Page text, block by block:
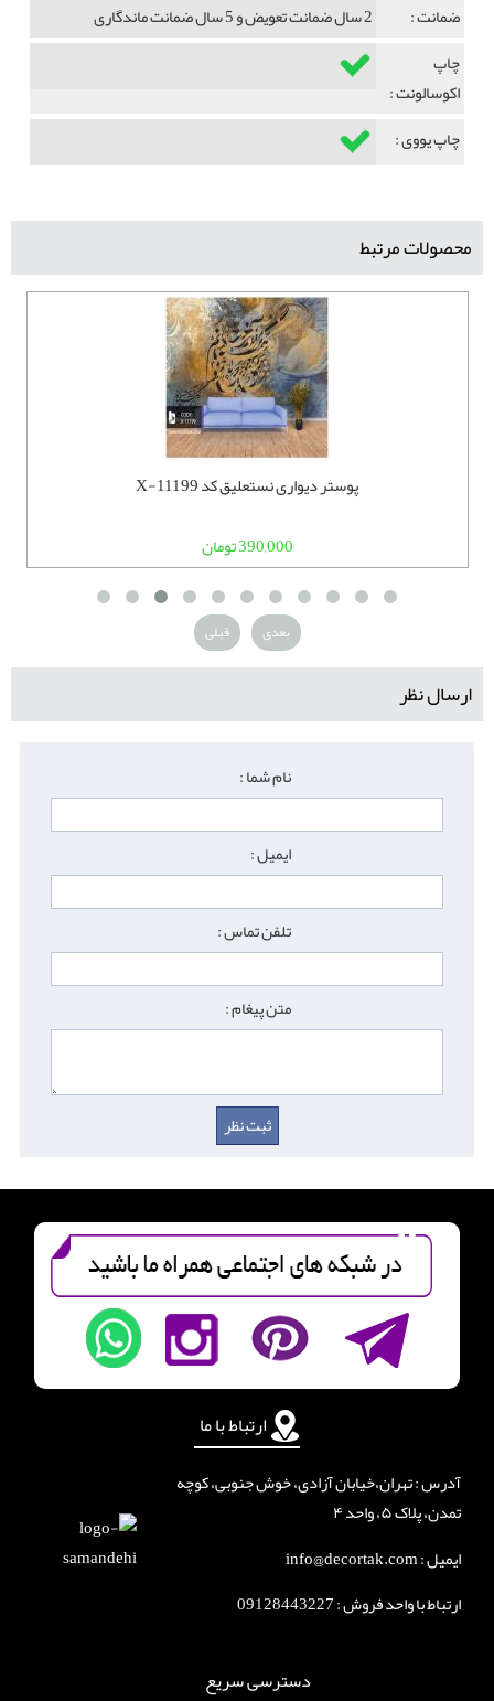
ضمانت :
2 سال ضمانت تعویض و 5 سال ضمانت ماندگاری
چاپ
اکوسالونت :
چاپ یووی :
محصولات مرتبط
پوستر دیواری نستعلیق کد X-11199
390,000 تومان
قبلی بعدی
ارسال نظر
نام شما :
ایمیل :
تلفن تماس :
متن پیغام :
دسترسی سریع
ارتباط با ما
آدرس : تهران،خیابان آزادی، خوش جنوبی، کوچه
تمدن، پلاک ۵، واحد ۴
ایمیل : info@decortak.com
ارتباط با واحد فروش :09128443227